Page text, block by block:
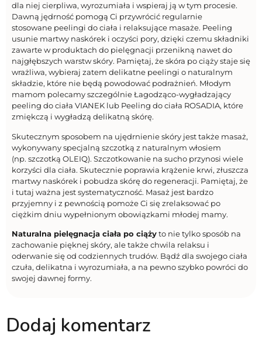
dla niej cierpliwa, wyrozumiała i wspieraj ją w tym procesie.
Dawną jędrność pomogą Ci przywrócić regularnie
stosowane peelingi do ciała i relaksujące masaże. Peeling
usunie martwy naskórek i oczyści pory, dzięki czemu składniki
zawarte w produktach do pielęgnacji przenikną nawet do
najgłębszych warstw skóry. Pamiętaj, że skóra po ciąży staje się
wrażliwa, wybieraj zatem delikatne peelingi o naturalnym
składzie, które nie będą powodować podrażnień. Młodym
mamom polecamy szczególnie Łagodząco-wygładzający
peeling do ciała VIANEK lub Peeling do ciała ROSADIA, które
zmiękczą i wygładzą delikatną skórę.
Skutecznym sposobem na ujędrnienie skóry jest także masaż,
wykonywany specjalną szczotką z naturalnym włosiem
(np. szczotką OLEIQ). Szczotkowanie na sucho przynosi wiele
korzyści dla ciała. Skutecznie poprawia krążenie krwi, złuszcza
martwy naskórek i pobudza skórę do regeneracji. Pamiętaj, że
i tutaj ważna jest systematyczność. Masaż jest bardzo
przyjemny i z pewnością pomoże Ci się zrelaksować po
ciężkim dniu wypełnionym obowiązkami młodej mamy.
Naturalna pielęgnacja ciała po ciążyto nie tylko sposób na
zachowanie pięknej skóry, ale także chwila relaksu i
oderwanie się od codziennych trudów. Bądź dla swojego ciała
czuła, delikatna i wyrozumiała, a na pewno szybko powróci do
swojej dawnej formy.
Dodaj komentarz